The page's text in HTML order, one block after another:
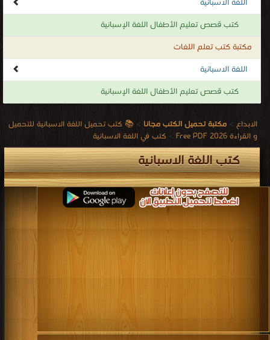
كتب قصص تعليم الأطفال اللغة الإسبانية
مكتبة كتب تعلم اللغات
اللغة الاسبانية
كتب قصص تعليم الأطفال اللغة الإسبانية
الابداع > مكتبة تحميل الكتب مجانا > 📚 كتب تحميل اللغة الاسبانية للتحميل
و القراءة 2026 Free PDF
> كتب في اللغة الاسبانية
كتب اللغة الاسبانية